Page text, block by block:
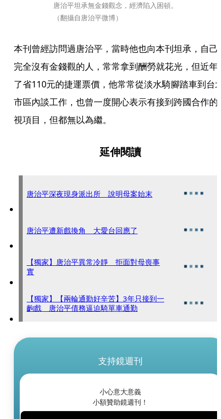
唐治平坦承無金錢觀念，經濟陷入困頓。
（翻攝自唐治平微博）
本刊曾經訪問過唐治平，當時他也向本刊坦承，自己
完全沒有金錢觀的人，常常拿到酬勞就花光，但近年
了省110元的捷運票價，他常常從淡水騎腳踏車到台
市區內談工作，也曾一度開心表示有接到跨國合作的
視項目，但都無以為繼。
延伸閱讀
唐治平深夜現身派出所 說明母案始末
唐治平遭新戲換角 大愛台回應了
【獨家】唐治平異常冷靜 拒面對母喪事
實
【獨家】【兩輪通勤好辛苦】3年只接到一
齣戲 唐治平債務逼迫騎單車通勤
支持鏡週刊
小心意大意義
小額贊助鏡週刊！